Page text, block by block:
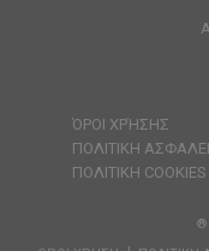
ΌΡΟΙ ΧΡΉΣΗΣ
ΠΟΛΙΤΙΚΗ
ΠΟΛΙΤΙΚΗ COOKIES
®